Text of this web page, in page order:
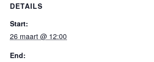
DETAILS
Start:
26 maart @ 12:00
End: